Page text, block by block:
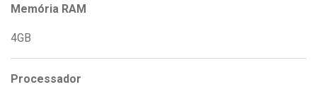
Memória RAM
4GB
Processador